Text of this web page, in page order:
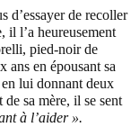
d’essayer de recoller
il l’a heureusement
pied-noir de
en épousant sa
lui donnant deux
sa mère, il se sent
à l’aider ».